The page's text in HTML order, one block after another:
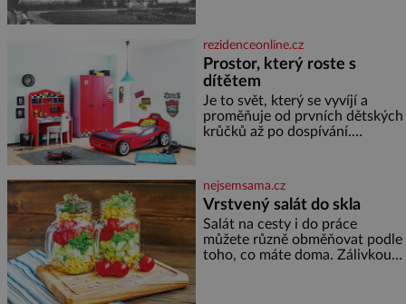
Placzek, Löw-Beer, Fuhrmann,
Kohn a Stiassni se stanou
jednou z hlavních
dramaturgických linií festivalu
židovské kultury ŠTETL FEST
2026. Některé návraty nejsou
jednoduché. Místa, která si
rezidenceonline.cz
Prostor, který roste s
dítětem
Je to svět, který se vyvíjí a
proměňuje od prvních dětských
krůčků až po dospívání.
soustředění i odpočinek a
reaguje na každou etapu života
a specifické potřeby dítěte. Pro
nejmenší je klíčová
jednoduchost, měkkost a
bezpečí, proto by pokoj
nejsemsama.cz
Vrstvený salát do skla
Salát na cesty i do práce
můžete různě obměňovat podle
toho, co máte doma. Zálivkou